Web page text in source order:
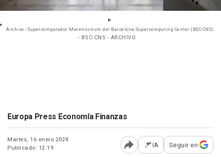
Archivo - Supercomputador Marenostrum del Barcelona Supercomputing Center (BSC-CNS).
- BSC-CNS - ARCHIVO
Europa Press Economía Finanzas
Martes, 16 enero 2024
Publicado: 12:19
Abrir opciones para
IA Seguir en